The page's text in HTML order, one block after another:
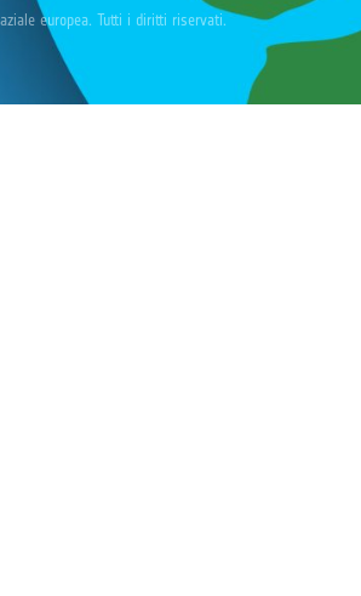
europea. Tutti i diritti riservati.